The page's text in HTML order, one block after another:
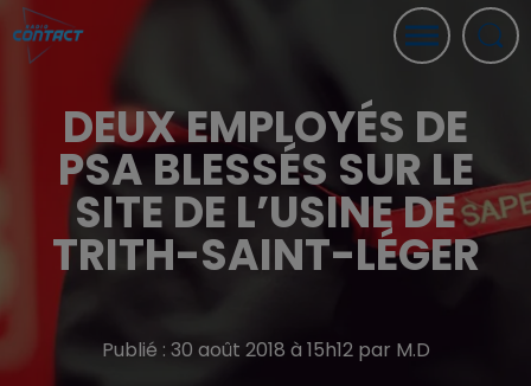
DEUX EMPLOYÉS DE
PSA BLESSÉS SUR LE
SITE DE L’USINE DE
TRITH-SAINT-LÉGER
Publié : 30 août 2018 à 15h12 par M.D